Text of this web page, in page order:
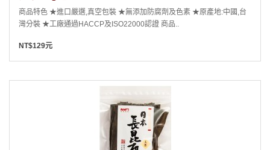
商品特色 ★進口嚴選,真空包裝 ★無添加防腐劑及色素 ★原產地:中國,台
灣分裝 ★工廠通過HACCP及ISO22000認證 商品..
NT$129元